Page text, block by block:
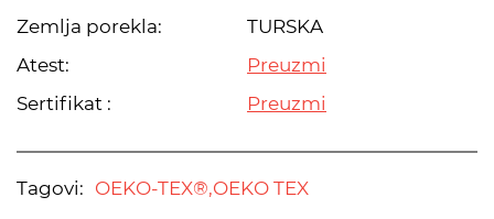
Zemlja porekla:
TURSKA
Atest:
Preuzmi
Sertifikat :
Preuzmi
Tagovi: OEKO-TEX®,OEKO TEX